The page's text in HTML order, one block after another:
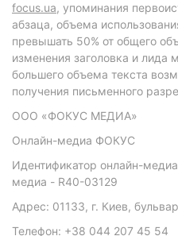
focus.ua, упоминания
абзаца, объема
превышать 50% от общего
изменения заголовка и лида
большего объема текста
получения письменного
ООО «ФОКУС МЕДИА»
Онлайн-медиа ФОКУС
Идентификатор онлайн-
медиа - R40-03129
Адрес: 01133, г. Киев,
Телефон: +38 044 207 45 54